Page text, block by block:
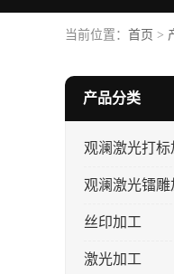
当前位置： 首页 >
产品分类
观澜激光打标
观澜激光镭雕
丝印加工
激光加工